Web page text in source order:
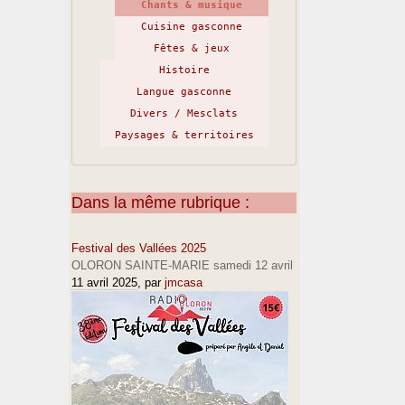
Chants & musique
Cuisine gasconne
Fêtes & jeux
Histoire
Langue gasconne
Divers / Mesclats
Paysages & territoires
Dans la même rubrique :
Festival des Vallées 2025
OLORON SAINTE-MARIE samedi 12 avril
11 avril 2025, par jmcasa